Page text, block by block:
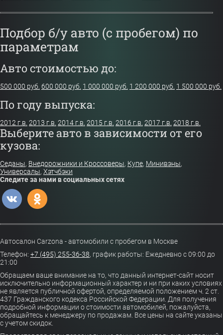
Подбор б/у авто (с пробегом) по
параметрам
Авто стоимостью до:
500 000 руб. 600 000 руб. 1 000 000 руб. 1 200 000 руб. 1 500 000 руб.
По году выпуска:
2012 г.в. 2013 г.в. 2014 г.в. 2015 г.в. 2016 г.в. 2017 г.в. 2018 г.в.
Выберите авто в зависимости от его
кузова:
Седаны, Внедорожники и Кроссоверы, Купе, Минивэны,
Универсалы, Хэтчбэки
Следите за нами в социальных сетях
Автосалон Carzona - автомобили с пробегом в Москве
Телефон: +7 (495) 255-36-38, график работы: Ежедневно с 09:00 до
21:00
Обращаем ваше внимание на то, что данный интернет-сайт носит
исключительно информационный характер и ни при каких условиях
не является публичной офертой, определяемой положением ч. 2 ст.
437 Гражданского кодекса Российской Федерации. Для получения
подробной информации о стоимости автомобилей, пожалуйста,
обращайтесь к менеджеру по продажам. Все цены на сайте указаны
с учетом скидок.